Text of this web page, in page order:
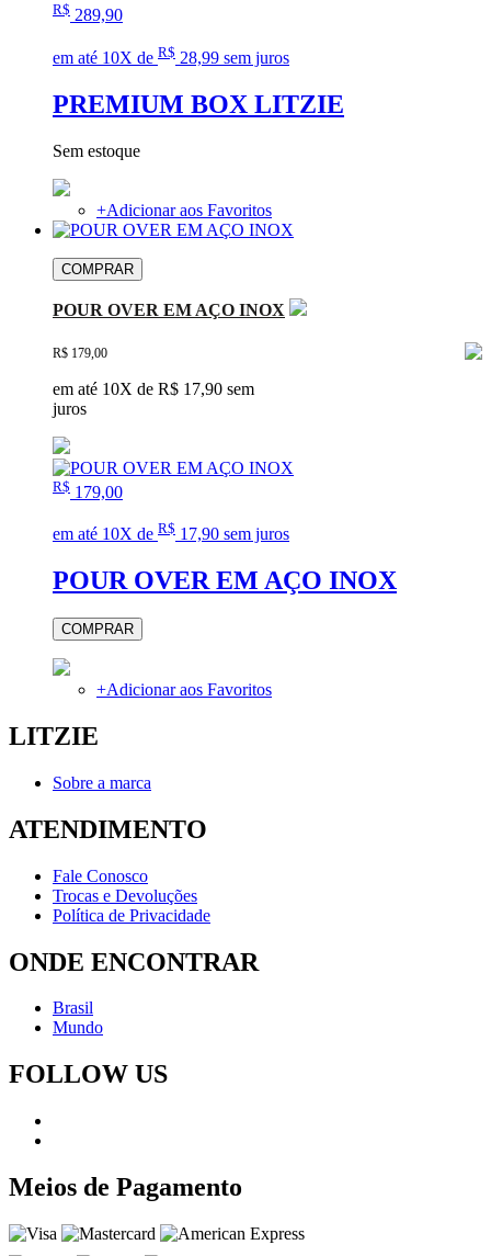
R$ 289,90
em até 10X de R$ 28,99 sem juros
PREMIUM BOX LITZIE
Sem estoque
+Adicionar aos Favoritos
COMPRAR
POUR OVER EM AÇO INOX
R$ 179,00
em até 10X de R$ 17,90 sem
juros
R$ 179,00
em até 10X de R$ 17,90 sem juros
POUR OVER EM AÇO INOX
COMPRAR
+Adicionar aos Favoritos
LITZIE
Sobre a marca
ATENDIMENTO
Fale Conosco
Trocas e Devoluções
Política de Privacidade
ONDE ENCONTRAR
Brasil
Mundo
FOLLOW US
Meios de Pagamento